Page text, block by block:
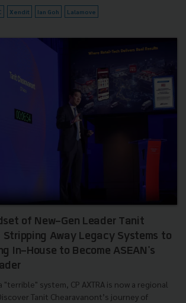
Xendit Ian Goh Lalamove
of New-Gen Leader Tanit
Stripping Away Legacy Systems to
In-House to Become ASEAN's
system, CP AXTRA is now a regional
Tanit Chearavanont’s journey of